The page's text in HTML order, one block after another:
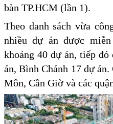
bàn TP.HCM (lần 1).
Theo danh sách vừa
nhiều dự án được
khoảng 40 dự án, tiếp
án, Bình Chánh 17 dự
Môn, Cần Giờ và các